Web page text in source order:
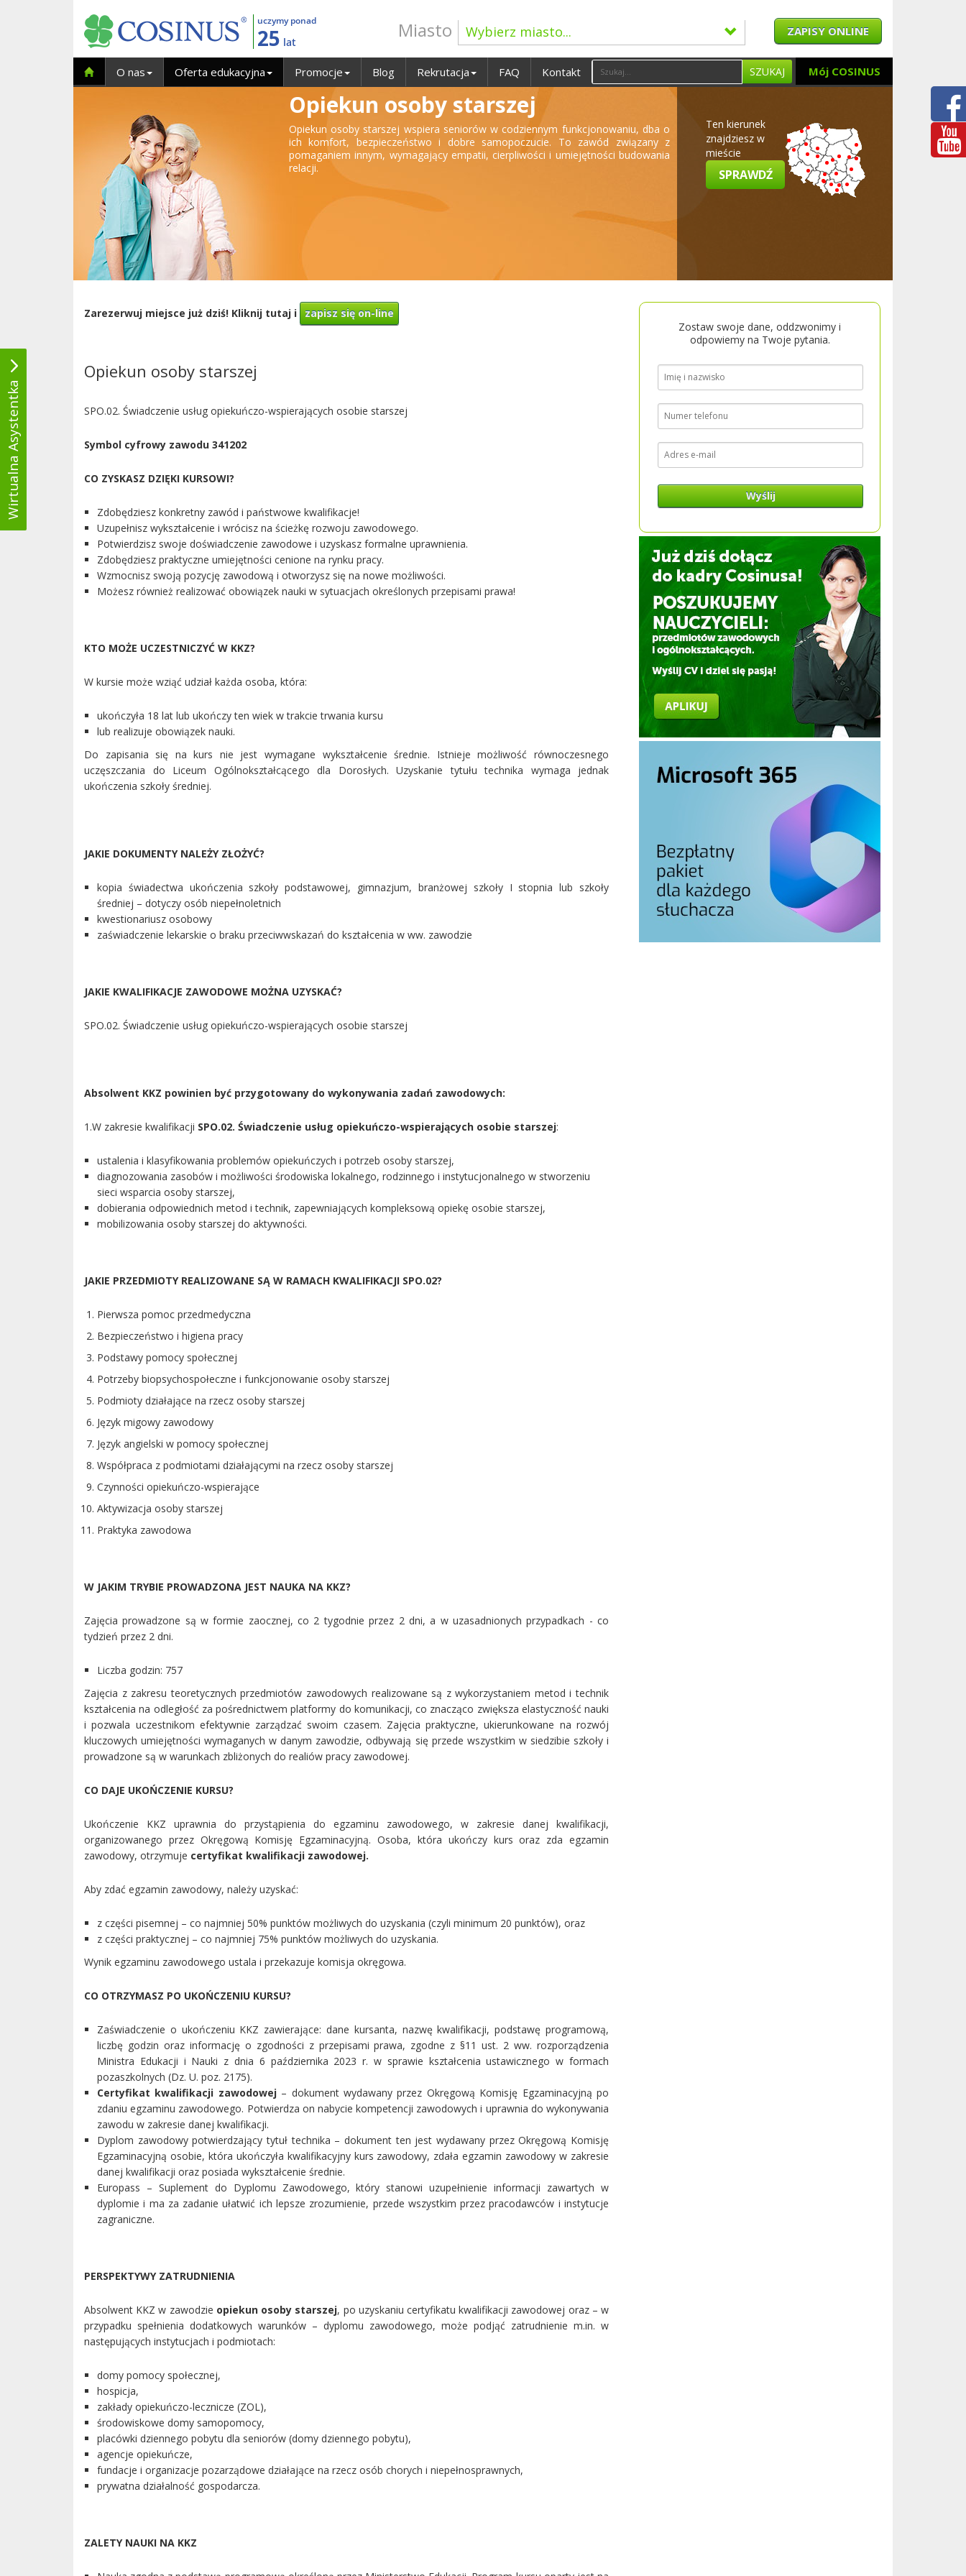
uczymy ponad
25 lat
Miasto Wybierz miasto... ZAPISY ONLINE
Mój COSINUS
O nas Oferta edukacyjna Promocje Blog Rekrutacja FAQ Kontakt SZUKAJ
Opiekun osoby starszej
Opiekun osoby starszej wspiera seniorów w codziennym funkcjonowaniu, dba o
ich komfort, bezpieczeństwo i dobre samopoczucie. To zawód związany z
pomaganiem innym, wymagający empatii, cierpliwości i umiejętności budowania
relacji.
Ten kierunek
znajdziesz w
mieście
SPRAWDŹ
Zarezerwuj miejsce już dziś! Kliknij tutaj i zapisz się on-line
Opiekun osoby starszej
SPO.02. Świadczenie usług opiekuńczo-wspierających osobie starszej
Symbol cyfrowy zawodu 341202
CO ZYSKASZ DZIĘKI KURSOWI?
Zdobędziesz konkretny zawód i państwowe kwalifikacje!
Uzupełnisz wykształcenie i wrócisz na ścieżkę rozwoju zawodowego.
Potwierdzisz swoje doświadczenie zawodowe i uzyskasz formalne uprawnienia.
Zdobędziesz praktyczne umiejętności cenione na rynku pracy.
Wzmocnisz swoją pozycję zawodową i otworzysz się na nowe możliwości.
Możesz również realizować obowiązek nauki w sytuacjach określonych przepisami prawa!
KTO MOŻE UCZESTNICZYĆ W KKZ?
W kursie może wziąć udział każda osoba, która:
ukończyła 18 lat lub ukończy ten wiek w trakcie trwania kursu
lub realizuje obowiązek nauki.
Do zapisania się na kurs nie jest wymagane wykształcenie średnie. Istnieje możliwość równoczesnego
uczęszczania do Liceum Ogólnokształcącego dla Dorosłych. Uzyskanie tytułu technika wymaga jednak
ukończenia szkoły średniej.
JAKIE DOKUMENTY NALEŻY ZŁOŻYĆ?
kopia świadectwa ukończenia szkoły podstawowej, gimnazjum, branżowej szkoły I stopnia lub szkoły
średniej – dotyczy osób niepełnoletnich
kwestionariusz osobowy
zaświadczenie lekarskie o braku przeciwwskazań do kształcenia w ww. zawodzie
JAKIE KWALIFIKACJE ZAWODOWE MOŻNA UZYSKAĆ?
SPO.02. Świadczenie usług opiekuńczo-wspierających osobie starszej
Absolwent KKZ powinien być przygotowany do wykonywania zadań zawodowych:
1.W zakresie kwalifikacji SPO.02. Świadczenie usług opiekuńczo-wspierających osobie starszej:
ustalenia i klasyfikowania problemów opiekuńczych i potrzeb osoby starszej,
diagnozowania zasobów i możliwości środowiska lokalnego, rodzinnego i instytucjonalnego w stworzeniu
sieci wsparcia osoby starszej,
dobierania odpowiednich metod i technik, zapewniających kompleksową opiekę osobie starszej,
mobilizowania osoby starszej do aktywności.
JAKIE PRZEDMIOTY REALIZOWANE SĄ W RAMACH KWALIFIKACJI SPO.02?
Pierwsza pomoc przedmedyczna
Bezpieczeństwo i higiena pracy
Podstawy pomocy społecznej
Potrzeby biopsychospołeczne i funkcjonowanie osoby starszej
Podmioty działające na rzecz osoby starszej
Język migowy zawodowy
Język angielski w pomocy społecznej
Współpraca z podmiotami działającymi na rzecz osoby starszej
Czynności opiekuńczo-wspierające
Aktywizacja osoby starszej
Praktyka zawodowa
W JAKIM TRYBIE PROWADZONA JEST NAUKA NA KKZ?
Zajęcia prowadzone są w formie zaocznej, co 2 tygodnie przez 2 dni, a w uzasadnionych przypadkach - co
tydzień przez 2 dni.
Liczba godzin: 757
Zajęcia z zakresu teoretycznych przedmiotów zawodowych realizowane są z wykorzystaniem metod i technik
kształcenia na odległość za pośrednictwem platformy do komunikacji, co znacząco zwiększa elastyczność nauki
i pozwala uczestnikom efektywnie zarządzać swoim czasem. Zajęcia praktyczne, ukierunkowane na rozwój
kluczowych umiejętności wymaganych w danym zawodzie, odbywają się przede wszystkim w siedzibie szkoły i
prowadzone są w warunkach zbliżonych do realiów pracy zawodowej.
CO DAJE UKOŃCZENIE KURSU?
Ukończenie KKZ uprawnia do przystąpienia do egzaminu zawodowego, w zakresie danej kwalifikacji,
organizowanego przez Okręgową Komisję Egzaminacyjną. Osoba, która ukończy kurs oraz zda egzamin
zawodowy, otrzymuje certyfikat kwalifikacji zawodowej.
Aby zdać egzamin zawodowy, należy uzyskać:
z części pisemnej – co najmniej 50% punktów możliwych do uzyskania (czyli minimum 20 punktów), oraz
z części praktycznej – co najmniej 75% punktów możliwych do uzyskania.
Wynik egzaminu zawodowego ustala i przekazuje komisja okręgowa.
CO OTRZYMASZ PO UKOŃCZENIU KURSU?
Zaświadczenie o ukończeniu KKZ zawierające: dane kursanta, nazwę kwalifikacji, podstawę programową,
liczbę godzin oraz informację o zgodności z przepisami prawa, zgodne z §11 ust. 2 ww. rozporządzenia
Ministra Edukacji i Nauki z dnia 6 października 2023 r. w sprawie kształcenia ustawicznego w formach
pozaszkolnych (Dz. U. poz. 2175).
Certyfikat kwalifikacji zawodowej– dokument wydawany przez Okręgową Komisję Egzaminacyjną po
zdaniu egzaminu zawodowego. Potwierdza on nabycie kompetencji zawodowych i uprawnia do wykonywania
zawodu w zakresie danej kwalifikacji.
Dyplom zawodowy potwierdzający tytuł technika – dokument ten jest wydawany przez Okręgową Komisję
Egzaminacyjną osobie, która ukończyła kwalifikacyjny kurs zawodowy, zdała egzamin zawodowy w zakresie
danej kwalifikacji oraz posiada wykształcenie średnie.
Europass – Suplement do Dyplomu Zawodowego, który stanowi uzupełnienie informacji zawartych w
dyplomie i ma za zadanie ułatwić ich lepsze zrozumienie, przede wszystkim przez pracodawców i instytucje
zagraniczne.
PERSPEKTYWY ZATRUDNIENIA
Absolwent KKZ w zawodzie opiekun osoby starszej, po uzyskaniu certyfikatu kwalifikacji zawodowej oraz – w
przypadku spełnienia dodatkowych warunków – dyplomu zawodowego, może podjąć zatrudnienie m.in. w
następujących instytucjach i podmiotach:
domy pomocy społecznej,
hospicja,
zakłady opiekuńczo-lecznicze (ZOL),
środowiskowe domy samopomocy,
placówki dziennego pobytu dla seniorów (domy dziennego pobytu),
agencje opiekuńcze,
fundacje i organizacje pozarządowe działające na rzecz osób chorych i niepełnosprawnych,
prywatna działalność gospodarcza.
ZALETY NAUKI NA KKZ
Zostaw swoje dane, oddzwonimy i
odpowiemy na Twoje pytania.
Wyślij
Wirtualna Asystentka